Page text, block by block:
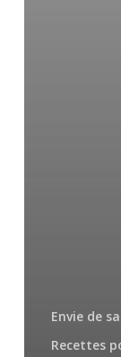
Envie de
Recettes